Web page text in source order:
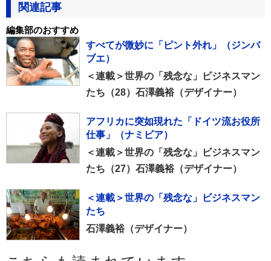
関連記事
編集部のおすすめ
すべてが微妙に「ピント外れ」（ジンバ
ブエ）
＜連載＞世界の「残念な」ビジネスマン
たち（28）石澤義裕（デザイナー）
アフリカに突如現れた「ドイツ流お役所
仕事」（ナミビア）
＜連載＞世界の「残念な」ビジネスマン
たち（27）石澤義裕（デザイナー）
＜連載＞世界の「残念な」ビジネスマン
たち
石澤義裕（デザイナー）